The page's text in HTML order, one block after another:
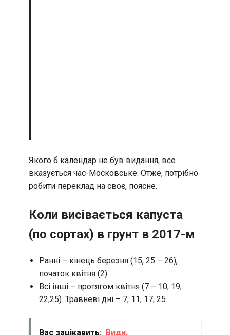
Якого б календар не був видання, все
вказується час-Московське. Отже, потрібно
робити переклад на своє, поясне.
Коли висівається капуста
(по сортах) в грунт в 2017-м
Ранні – кінець березня (15, 25 – 26),
початок квітня (2).
Всі інші – протягом квітня (7 – 10, 19,
22,25). Травневі дні – 7, 11, 17, 25.
Вас зацікавить: Види,